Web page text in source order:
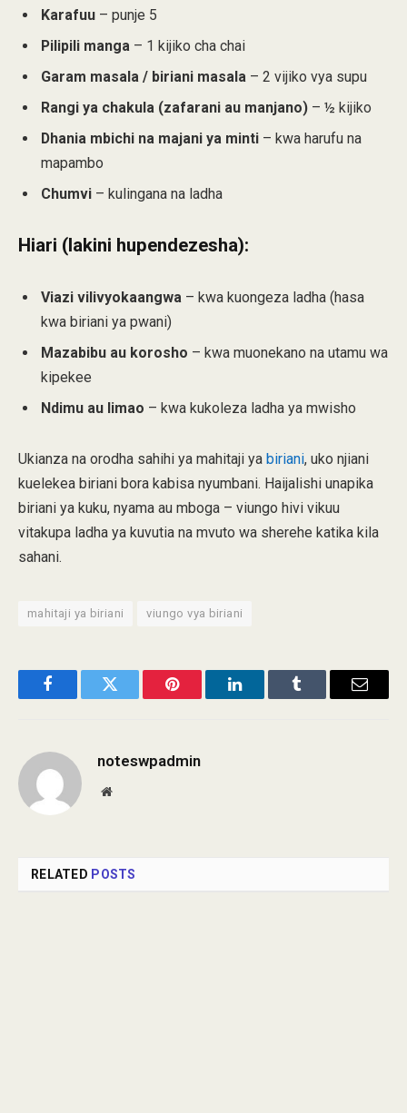
Karafuu – punje 5
Pilipili manga – 1 kijiko cha chai
Garam masala / biriani masala – 2 vijiko vya supu
Rangi ya chakula (zafarani au manjano) – ½ kijiko
Dhania mbichi na majani ya minti – kwa harufu na
mapambo
Chumvi – kulingana na ladha
Hiari (lakini hupendezesha):
Viazi vilivyokaangwa – kwa kuongeza ladha (hasa
kwa biriani ya pwani)
Mazabibu au korosho – kwa muonekano na utamu wa
kipekee
Ndimu au limao – kwa kukoleza ladha ya mwisho
Ukianza na orodha sahihi ya mahitaji ya biriani, uko njiani
kuelekea biriani bora kabisa nyumbani. Haijalishi unapika
biriani ya kuku, nyama au mboga – viungo hivi vikuu
vitakupa ladha ya kuvutia na mvuto wa sherehe katika kila
sahani.
mahitaji ya biriani viungo vya biriani
FacebookTwitter Pinterest LinkedInTumblr Email
noteswpadmin
Website
RELATED POSTS